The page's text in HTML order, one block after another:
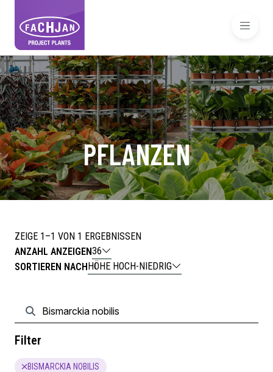
PFLANZEN
ZEIGE 1–1 VON 1 ERGEBNISSEN
ANZAHL ANZEIGEN36
SORTIEREN NACHHÖHE HOCH-NIEDRIG
Filter
BISMARCKIA NOBILIS